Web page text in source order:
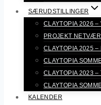
SÆRUDSTILLINGER
CLAYTOPIA 2026 –
PROJEKT
CLAYTOPIA 2025 –
CLAYTOPIA
CLAYTOPIA 2023
CLAYTOPIA
KALENDER